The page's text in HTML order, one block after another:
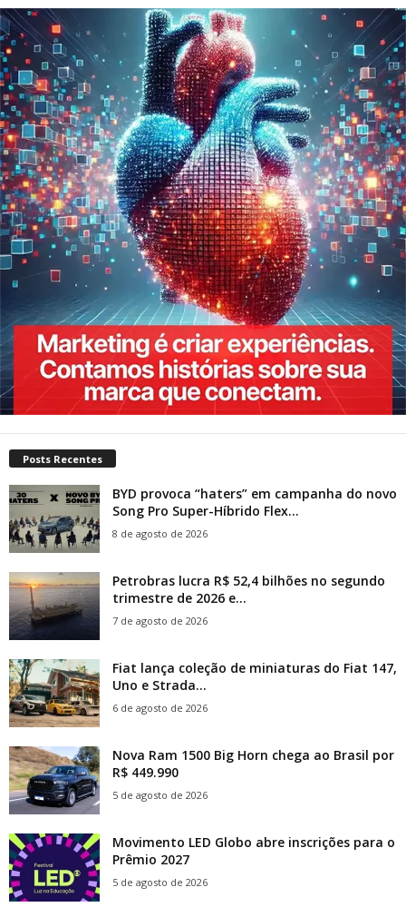
Posts Recentes
BYD provoca “haters” em campanha do novo
Song Pro Super-Híbrido Flex...
8 de agosto de 2026
Petrobras lucra R$ 52,4 bilhões no segundo
trimestre de 2026 e...
7 de agosto de 2026
Fiat lança coleção de miniaturas do Fiat 147,
Uno e Strada...
6 de agosto de 2026
Nova Ram 1500 Big Horn chega ao Brasil por
R$ 449.990
5 de agosto de 2026
Movimento LED Globo abre inscrições para o
Prêmio 2027
5 de agosto de 2026